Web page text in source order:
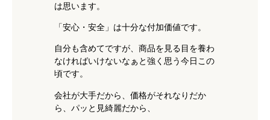
は思います。
「安心・安全」は十分な付加価値です。
自分も含めてですが、商品を見る目を養わ
なければいけないなぁと強く思う今日この
頃です。
会社が大手だから、価格がそれなりだか
ら、パッと見綺麗だから、